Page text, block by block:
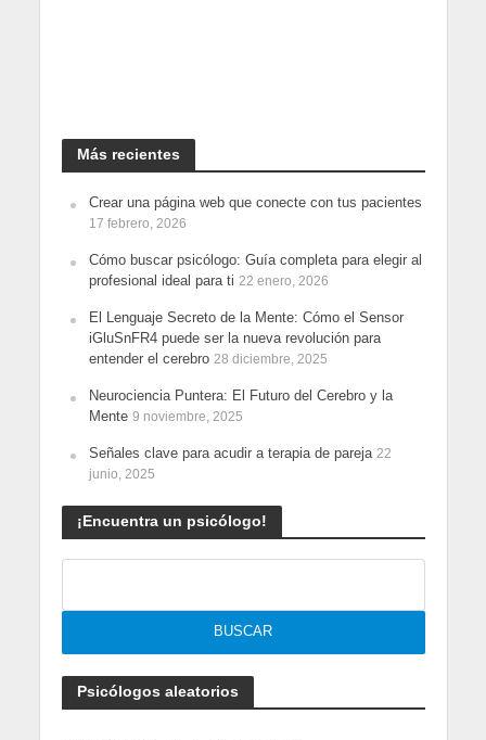
Más recientes
Crear una página web que conecte con tus pacientes
17 febrero, 2026
Cómo buscar psicólogo: Guía completa para elegir al
profesional ideal para ti 22 enero, 2026
El Lenguaje Secreto de la Mente: Cómo el Sensor
iGluSnFR4 puede ser la nueva revolución para
entender el cerebro 28 diciembre, 2025
Neurociencia Puntera: El Futuro del Cerebro y la
Mente 9 noviembre, 2025
Señales clave para acudir a terapia de pareja 22
junio, 2025
¡Encuentra un psicólogo!
Psicólogos aleatorios